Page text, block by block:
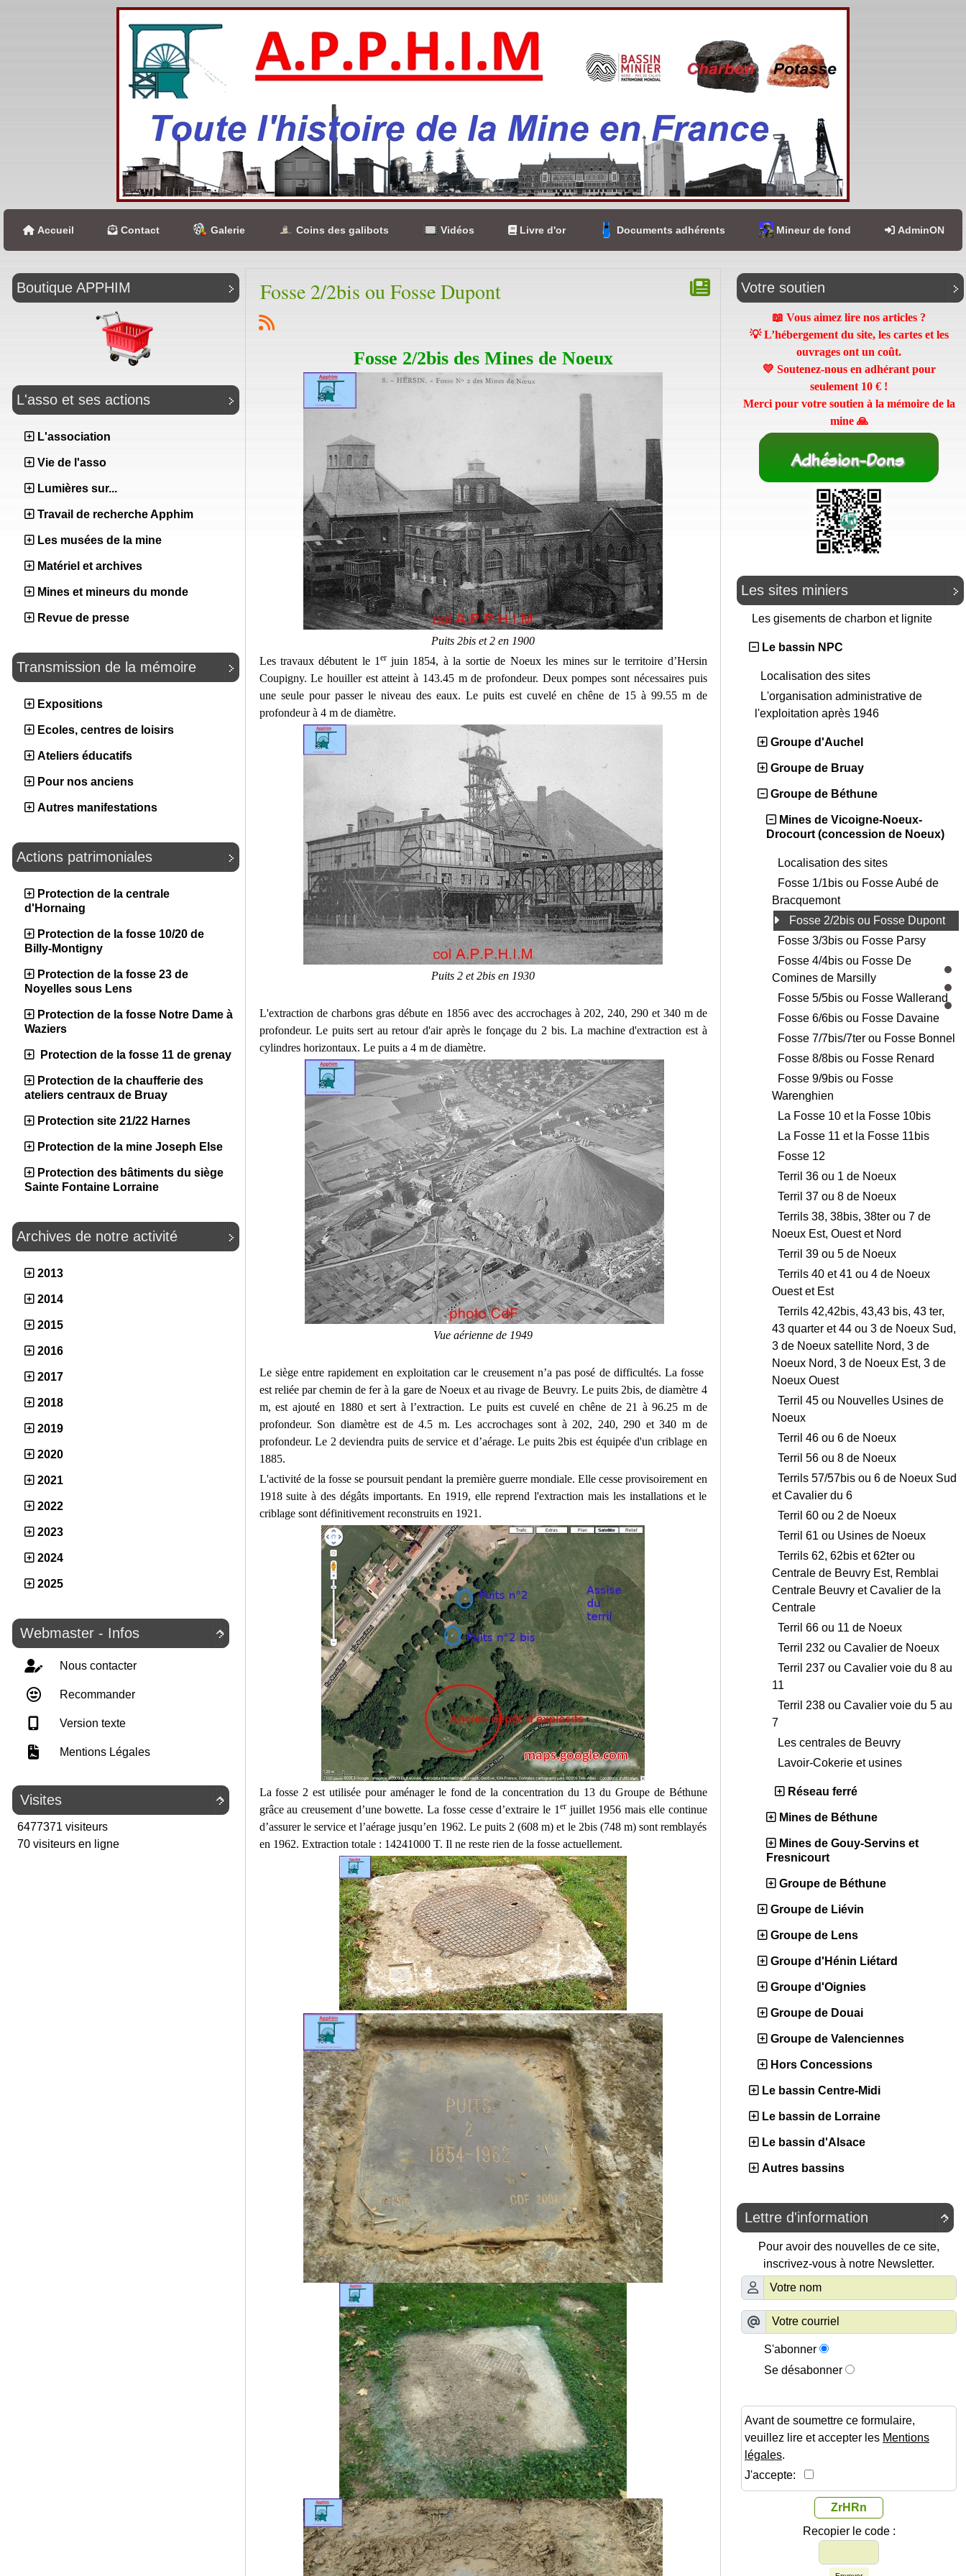
Accueil Contact Galerie Coins des galibots Vidéos Livre d'or Documents adhérents Mineur de fond AdminON
Boutique APPHIM
L'asso et ses actions
L'association
Vie de l'asso
Lumières sur...
Travail de recherche Apphim
Les musées de la mine
Matériel et archives
Mines et mineurs du monde
Revue de presse
Transmission de la mémoire
Expositions
Ecoles, centres de loisirs
Ateliers éducatifs
Pour nos anciens
Autres manifestations
Actions patrimoniales
Protection de la centrale
d'Hornaing
Protection de la fosse 10/20 de
Billy-Montigny
Protection de la fosse 23 de
Noyelles sous Lens
Protection de la fosse Notre Dame à
Waziers
Protection de la fosse 11 de grenay
Protection de la chaufferie des
ateliers centraux de Bruay
Protection site 21/22 Harnes
Protection de la mine Joseph Else
Protection des bâtiments du siège
Sainte Fontaine Lorraine
Archives de notre activité
2013
2014
2015
2016
2017
2018
2019
2020
2021
2022
2023
2024
2025

Webmaster - Infos
Nous contacter
Recommander
Version texte
Mentions Légales

Visites
6477371 visiteurs
70 visiteurs en ligne
Fosse 2/2bis ou Fosse Dupont
Fosse 2/2bis des Mines de Noeux
Puits 2bis et 2 en 1900
Les travaux débutent le 1er juin 1854, à la sortie de Noeux les mines sur le territoire d’Hersin
Coupigny. Le houiller est atteint à 143.45 m de profondeur. Deux pompes sont nécessaires puis
une seule pour passer le niveau des eaux. Le puits est cuvelé en chêne de 15 à 99.55 m de
profondeur à 4 m de diamètre.
Puits 2 et 2bis en 1930
L'extraction de charbons gras débute en 1856 avec des accrochages à 202, 240, 290 et 340 m de
profondeur. Le puits sert au retour d'air après le fonçage du 2 bis. La machine d'extraction est à
cylindres horizontaux. Le puits a 4 m de diamètre.
Vue aérienne de 1949
Le siège entre rapidement en exploitation car le creusement n’a pas posé de difficultés. La fosse
est reliée par chemin de fer à la gare de Noeux et au rivage de Beuvry. Le puits 2bis, de diamètre 4
m, est ajouté en 1880 et sert à l’extraction. Le puits est cuvelé en chêne de 21 à 96.25 m de
profondeur. Son diamètre est de 4.5 m. Les accrochages sont à 202, 240, 290 et 340 m de
profondeur. Le 2 deviendra puits de service et d’aérage. Le puits 2bis est équipée d'un criblage en
1885.
L'activité de la fosse se poursuit pendant la première guerre mondiale. Elle cesse provisoirement en
1918 suite à des dégâts importants. En 1919, elle reprend l'extraction mais les installations et le
criblage sont définitivement reconstruits en 1921.
La fosse 2 est utilisée pour aménager le fond de la concentration du 13 du Groupe de Béthune
grâce au creusement d’une bowette. La fosse cesse d’extraire le 1 erjuillet 1956 mais elle continue
d’assurer le service et l’aérage jusqu’en 1962. Le puits 2 (608 m) et le 2bis (748 m) sont remblayés
en 1962. Extraction totale : 14241000 T. Il ne reste rien de la fosse actuellement.
Votre soutien
📖 Vous aimez lire nos articles ?
💡 L’hébergement du site, les cartes et les
ouvrages ont un coût.
💛 Soutenez-nous en adhérant pour
seulement 10 € !
Merci pour votre soutien à la mémoire de la
mine 🙏
Les sites miniers
Les gisements de charbon et lignite
Le bassin NPC
Localisation des sites
L'organisation administrative de
l'exploitation après 1946
Groupe d'Auchel
Groupe de Bruay
Groupe de Béthune
Mines de Vicoigne-Noeux-
Drocourt (concession de Noeux)
Localisation des sites
Fosse 1/1bis ou Fosse Aubé de
Bracquemont
Fosse 2/2bis ou Fosse Dupont
Fosse 3/3bis ou Fosse Parsy
Fosse 4/4bis ou Fosse De
Comines de Marsilly
Fosse 5/5bis ou Fosse Wallerand
Fosse 6/6bis ou Fosse Davaine
Fosse 7/7bis/7ter ou Fosse Bonnel
Fosse 8/8bis ou Fosse Renard
Fosse 9/9bis ou Fosse
Warenghien
La Fosse 10 et la Fosse 10bis
La Fosse 11 et la Fosse 11bis
Fosse 12
Terril 36 ou 1 de Noeux
Terril 37 ou 8 de Noeux
Terrils 38, 38bis, 38ter ou 7 de
Noeux Est, Ouest et Nord
Terril 39 ou 5 de Noeux
Terrils 40 et 41 ou 4 de Noeux
Ouest et Est
Terrils 42,42bis, 43,43 bis, 43 ter,
43 quarter et 44 ou 3 de Noeux Sud,
3 de Noeux satellite Nord, 3 de
Noeux Nord, 3 de Noeux Est, 3 de
Noeux Ouest
Terril 45 ou Nouvelles Usines de
Noeux
Terril 46 ou 6 de Noeux
Terril 56 ou 8 de Noeux
Terrils 57/57bis ou 6 de Noeux Sud
et Cavalier du 6
Terril 60 ou 2 de Noeux
Terril 61 ou Usines de Noeux
Terrils 62, 62bis et 62ter ou
Centrale de Beuvry Est, Remblai
Centrale Beuvry et Cavalier de la
Centrale
Terril 66 ou 11 de Noeux
Terril 232 ou Cavalier de Noeux
Terril 237 ou Cavalier voie du 8 au
11
Terril 238 ou Cavalier voie du 5 au
7
Les centrales de Beuvry
Lavoir-Cokerie et usines
Réseau ferré
Mines de Béthune
Mines de Gouy-Servins et
Fresnicourt
Groupe de Béthune
Groupe de Liévin
Groupe de Lens
Groupe d'Hénin Liétard
Groupe d'Oignies
Groupe de Douai
Groupe de Valenciennes
Hors Concessions
Le bassin Centre-Midi
Le bassin de Lorraine
Le bassin d'Alsace
Autres bassins

Lettre d'information
Pour avoir des nouvelles de ce site,
inscrivez-vous à notre Newsletter.
S'abonner
Se désabonner
Avant de soumettre ce formulaire,
veuillez lire et accepter les Mentions
légales.
J'accepte:
ZrHRn
Recopier le code :